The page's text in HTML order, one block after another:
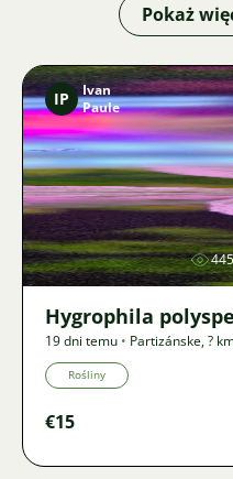
Pokaż
IP
Ivan
Paule
445
Hygrophila
19 dni temu • Partizánske,?
Rośliny
€15